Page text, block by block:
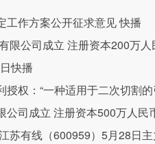
工作方案公开征求意见 快播
限公司成立 注册资本200万人
快播
权：“一种适用于二次切割
公司成立 注册资本500万人民
苏有线（600959）5月28日